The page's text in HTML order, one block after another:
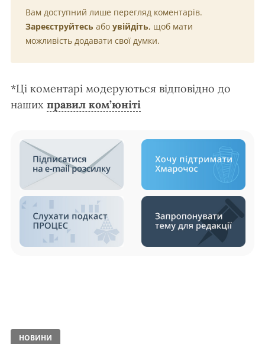
Вам доступний лише перегляд коментарів.
Зареєструйтесь або увійдіть, щоб мати
можливість додавати свої думки.
*Ці коментарі модеруються відповідно до
наших правил ком’юніті
НОВИНИ